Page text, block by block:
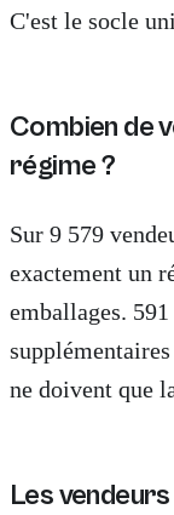
C'est le socle
Combien de
régime ?
Sur 9 579
exactement un
emballages.
ne doivent que
Les